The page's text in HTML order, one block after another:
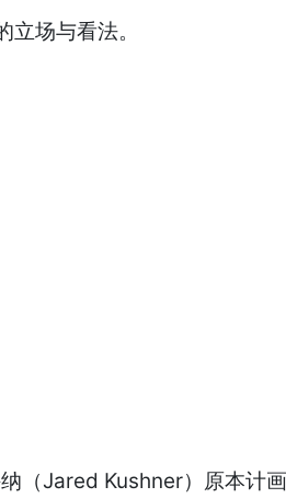
场与看法。
（Jared Kushner）原本计